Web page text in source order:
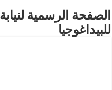
الصفحة الرسمية
للبيداغوجيا